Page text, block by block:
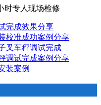
时专人现场检修